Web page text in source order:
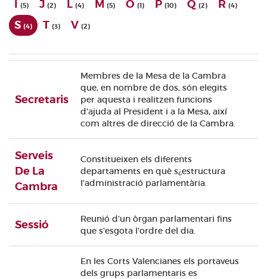
I (5) J (2) L (4) M (5) O (1) P (10) Q (2) R (4)
S (4) T (3) V (2)
Secretaris
Membres de la Mesa de la Cambra
que, en nombre de dos, són elegits
per aquesta i realitzen funcions
d'ajuda al President i a la Mesa, així
com altres de direcció de la Cambra.
Serveis
De La
Cambra
Constitueixen els diferents
departaments en què s¿estructura
l'administració parlamentària.
Sessió
Reunió d'un òrgan parlamentari fins
que s'esgota l'ordre del dia.
En les Corts Valencianes els portaveus
dels grups parlamentaris es